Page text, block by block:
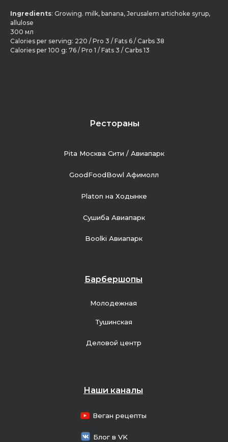
Ingredients: Growing. milk, banana, Jerusalem artichoke syrup,
allulose
300 мл
Calories per serving: 220 / Pro 3 / Fats 6 / Carbs 38
Calories per 100 g: 76 / Pro 1 / Fats 3 / Carbs 13
Барбершопы
Молодежная
Тушинская
Деловой центр
Рестораны
Pita Москва Сити / Авиапарк
GoodFoodBowl Афимолл
Platon на Ходынке
Сушиба Авиапарк
Boolki Авиапарк
Наши каналы
Блог в VK
Веган рецепты